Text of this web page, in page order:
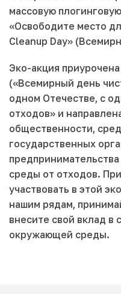
массовую
«Освободите место
Cleanup Day»
Эко-акция
(«Всемирный день
одном Отечестве, с
отходов» и
общественности,
государственных
среды от отходов.
участвовать в этой
нашим рядам,
внесите свой вклад в
окружающей среды.